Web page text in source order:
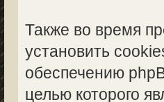
Также во время
установить
обеспечению
целью которого